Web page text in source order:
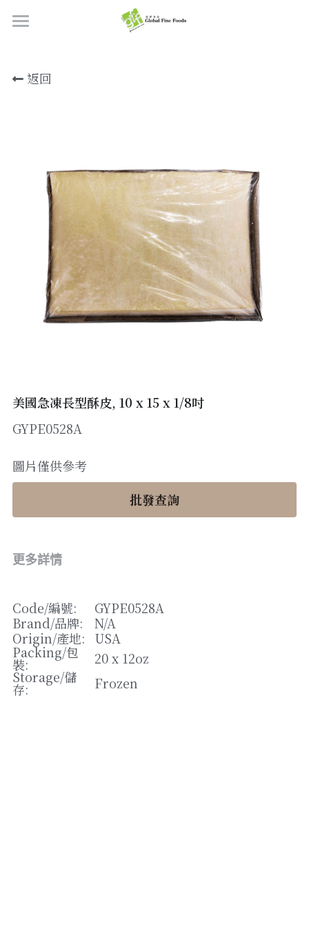
產品
牛肉
雞肉
羊肉/鴨肉
海鮮
虎蝦/蝦肉
蟹
罐裝海產
魚/其他
熟肉類
香腸
肉丸
醃製火腿肉
奶類制品
芝士
牛油
烘焙食品
餅皮
炸物小食
其他
牛油果醬
糧油
米/藜麥/麵
油
雜貨
調味料/香草/鹽
松露/菌類
橄欖/蕾菜
湯類
急凍蔬菜
品質檢定
聯絡我們
搜索
繁體中文
繁體中文
返回
美國急凍長型酥皮, 10 x 15 x 1/8吋
GYPE0528A
圖片僅供參考
批發查詢
更多詳情
Code/編號:
GYPE0528A
Brand/品牌:
N/A
Origin/產地: USA
Packing/包
裝:
20 x 12oz
Storage/儲
存: Frozen